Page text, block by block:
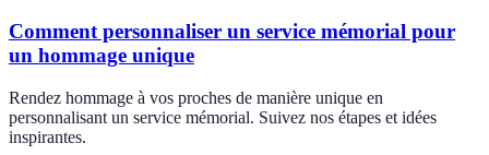
Comment personnaliser un service mémorial pour
un hommage unique
Rendez hommage à vos proches de manière unique en
personnalisant un service mémorial. Suivez nos étapes et idées
inspirantes.